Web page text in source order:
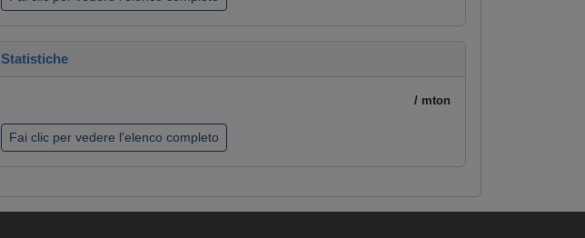
Statistiche
/ mton
Fai clic per vedere l'elenco completo